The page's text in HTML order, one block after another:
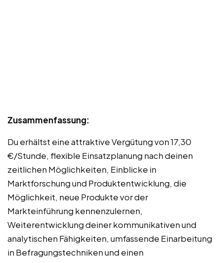
Zusammenfassung:
Du erhältst eine attraktive Vergütung von 17,30
€/Stunde, flexible Einsatzplanung nach deinen
zeitlichen Möglichkeiten, Einblicke in
Marktforschung und Produktentwicklung, die
Möglichkeit, neue Produkte vor der
Markteinführung kennenzulernen,
Weiterentwicklung deiner kommunikativen und
analytischen Fähigkeiten, umfassende Einarbeitung
in Befragungstechniken und einen